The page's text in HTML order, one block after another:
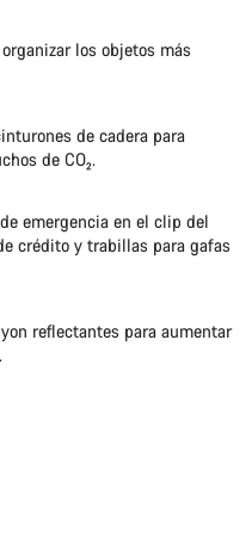
los objetos más
de cadera para
de CO₂.
emergencia en el clip del
crédito y trabillas para gafas
reflectantes para aumentar